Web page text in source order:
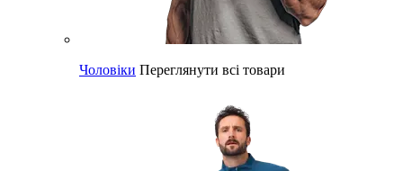
Чоловіки Переглянути всі товари